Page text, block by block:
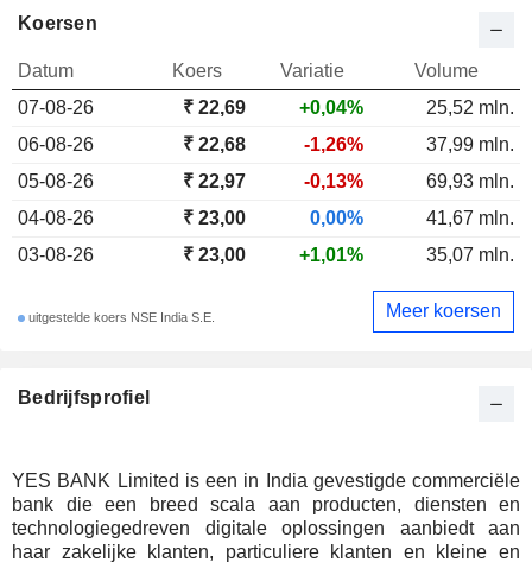
Bedrijfsprofiel
YES BANK Limited is een in India gevestigde commerciële
bank die een breed scala aan producten, diensten en
technologiegedreven digitale oplossingen aanbiedt aan
haar zakelijke klanten, particuliere klanten en kleine en
Koersen
Datum Koers Variatie
Volume
07-08-26
₹ 22,69 +0,04%
25,52 mln.
06-08-26
₹ 22,68 -1,26%
37,99 mln.
05-08-26
₹ 22,97 -0,13%
69,93 mln.
04-08-26
₹ 23,00 0,00%
41,67 mln.
03-08-26
₹ 23,00 +1,01% 35,07 mln.
uitgestelde koers NSE India S.E. Meer koersen